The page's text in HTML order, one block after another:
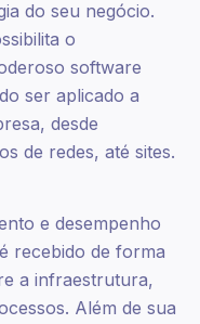
do seu negócio.
o
software
ser aplicado a
desde
de redes, até sites.
e desempenho
recebido de forma
a infraestrutura,
Além de sua